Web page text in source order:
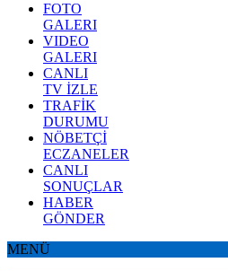
FOTO
GALERI
VIDEO
GALERI
CANLI
TV İZLE
TRAFİK
DURUMU
NÖBETÇİ
ECZANELER
CANLI
SONUÇLAR
HABER
GÖNDER
MENÜ